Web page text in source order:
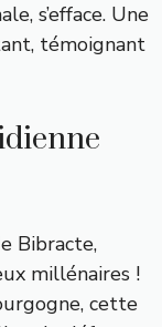
s’efface. Une
témoignant
Bibracte,
millénaires !
cette